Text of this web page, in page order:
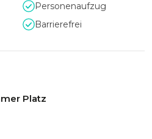
Personenaufzug
Barrierefrei
Platz